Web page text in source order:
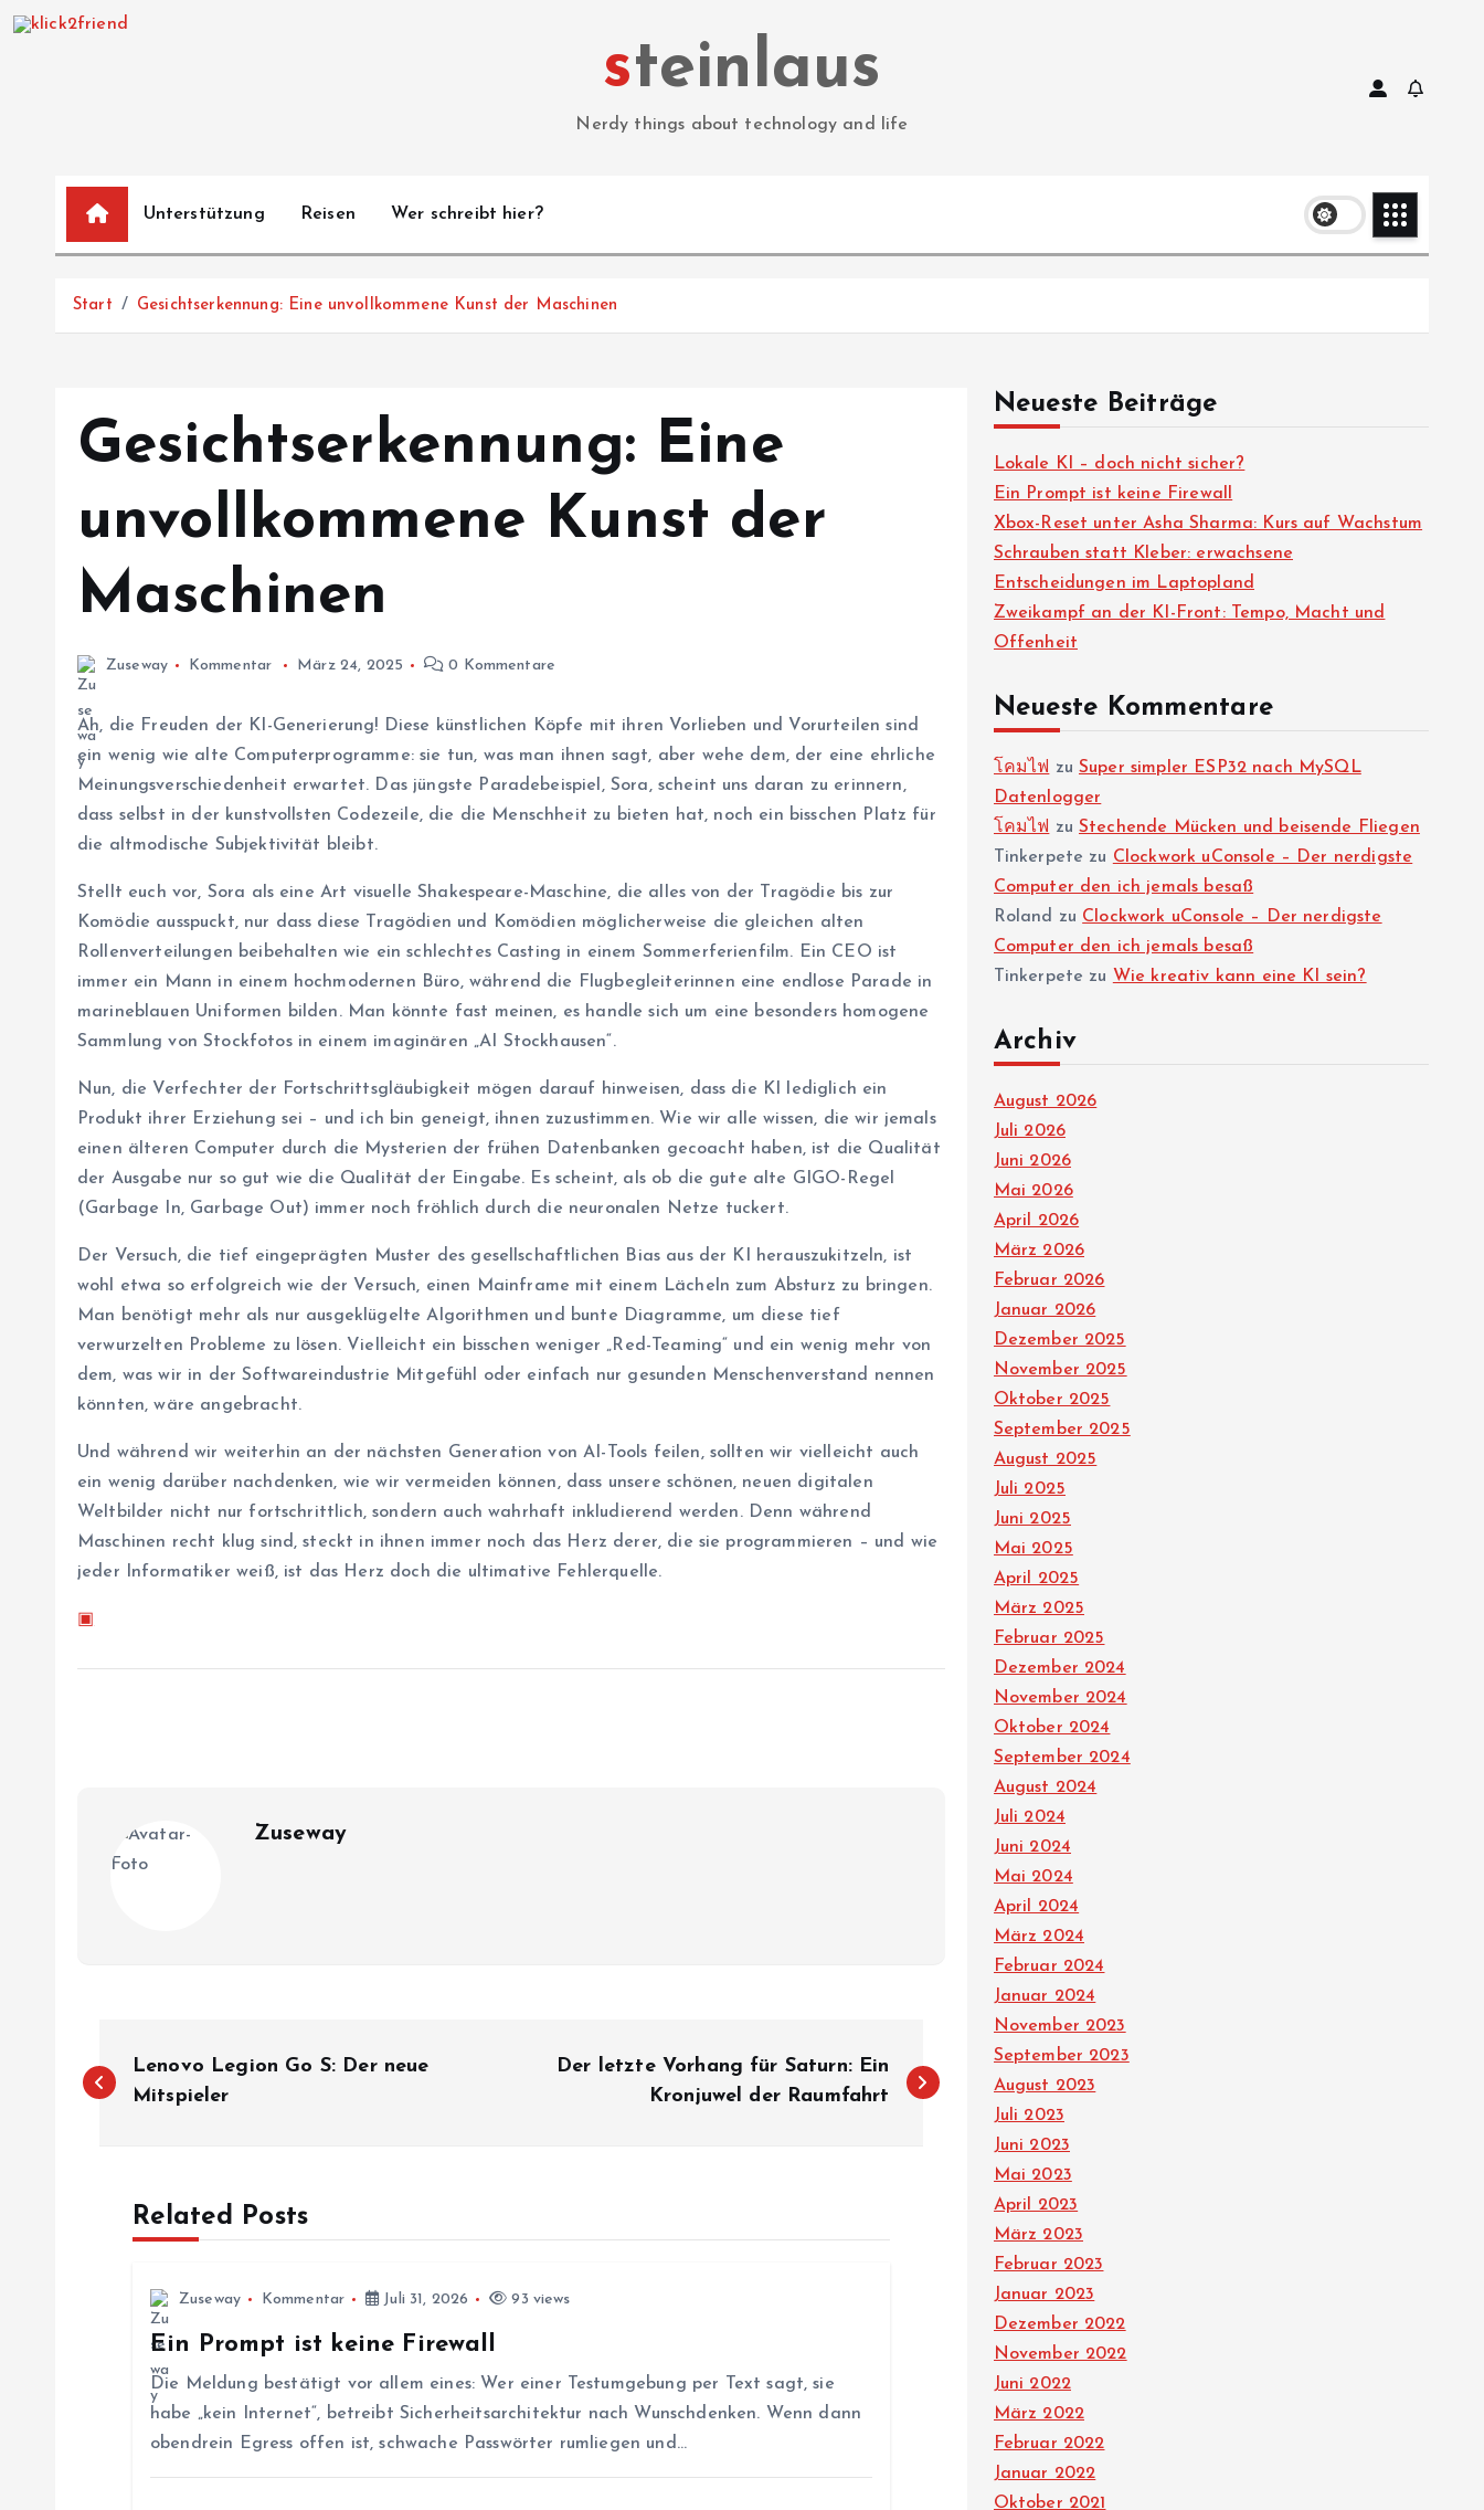
steinlaus
Nerdy things about technology and life
Unterstützung Reisen Wer schreibt hier?
Start Gesichtserkennung: Eine unvollkommene Kunst der Maschinen
Gesichtserkennung: Eine
unvollkommene Kunst der
Maschinen
Zuseway Kommentar März 24, 2025 0 Kommentare
Ah, die Freuden der KI-Generierung! Diese künstlichen Köpfe mit ihren Vorlieben und Vorurteilen sind
ein wenig wie alte Computerprogramme: sie tun, was man ihnen sagt, aber wehe dem, der eine ehrliche
Meinungsverschiedenheit erwartet. Das jüngste Paradebeispiel, Sora, scheint uns daran zu erinnern,
dass selbst in der kunstvollsten Codezeile, die die Menschheit zu bieten hat, noch ein bisschen Platz für
die altmodische Subjektivität bleibt.
Stellt euch vor, Sora als eine Art visuelle Shakespeare-Maschine, die alles von der Tragödie bis zur
Komödie ausspuckt, nur dass diese Tragödien und Komödien möglicherweise die gleichen alten
Rollenverteilungen beibehalten wie ein schlechtes Casting in einem Sommerferienfilm. Ein CEO ist
immer ein Mann in einem hochmodernen Büro, während die Flugbegleiterinnen eine endlose Parade in
marineblauen Uniformen bilden. Man könnte fast meinen, es handle sich um eine besonders homogene
Sammlung von Stockfotos in einem imaginären „AI Stockhausen“.
Nun, die Verfechter der Fortschrittsgläubigkeit mögen darauf hinweisen, dass die KI lediglich ein
Produkt ihrer Erziehung sei – und ich bin geneigt, ihnen zuzustimmen. Wie wir alle wissen, die wir jemals
einen älteren Computer durch die Mysterien der frühen Datenbanken gecoacht haben, ist die Qualität
der Ausgabe nur so gut wie die Qualität der Eingabe. Es scheint, als ob die gute alte GIGO-Regel
(Garbage In, Garbage Out) immer noch fröhlich durch die neuronalen Netze tuckert.
Der Versuch, die tief eingeprägten Muster des gesellschaftlichen Bias aus der KI herauszukitzeln, ist
wohl etwa so erfolgreich wie der Versuch, einen Mainframe mit einem Lächeln zum Absturz zu bringen.
Man benötigt mehr als nur ausgeklügelte Algorithmen und bunte Diagramme, um diese tief
verwurzelten Probleme zu lösen. Vielleicht ein bisschen weniger „Red-Teaming“ und ein wenig mehr von
dem, was wir in der Softwareindustrie Mitgefühl oder einfach nur gesunden Menschenverstand nennen
könnten, wäre angebracht.
Und während wir weiterhin an der nächsten Generation von AI-Tools feilen, sollten wir vielleicht auch
ein wenig darüber nachdenken, wie wir vermeiden können, dass unsere schönen, neuen digitalen
Weltbilder nicht nur fortschrittlich, sondern auch wahrhaft inkludierend werden. Denn während
Maschinen recht klug sind, steckt in ihnen immer noch das Herz derer, die sie programmieren – und wie
jeder Informatiker weiß, ist das Herz doch die ultimative Fehlerquelle.
▣
Zuseway
e
Lenovo Legion Go S: Der neue
Mitspieler
Der letzte Vorhang für Saturn: Ein
Kronjuwel der Raumfahrt
Related Posts
Zuseway Kommentar Juli 31, 2026 93 views
Ein Prompt ist keine Firewall
Die Meldung bestätigt vor allem eines: Wer einer Testumgebung per Text sagt, sie
habe „kein Internet“, betreibt Sicherheitsarchitektur nach Wunschdenken. Wenn dann
obendrein Egress offen ist, schwache Passwörter rumliegen und…
Neueste Beiträge
Lokale KI – doch nicht sicher?
Ein Prompt ist keine Firewall
Xbox-Reset unter Asha Sharma: Kurs auf Wachstum
Schrauben statt Kleber: erwachsene
Entscheidungen im Laptopland
Zweikampf an der KI-Front: Tempo, Macht und
Offenheit
Neueste Kommentare
โคมไฟ zu Super simpler ESP32 nach MySQL
Datenlogger
โคมไฟ zu Stechende Mücken und beisende Fliegen
Tinkerpete zu Clockwork uConsole – Der nerdigste
Computer den ich jemals besaß
Roland
zu Clockwork uConsole – Der nerdigste
Computer den ich jemals besaß
Tinkerpete zu Wie kreativ kann eine KI sein?
Archiv
August 2026
Juli 2026
Juni 2026
Mai 2026
April 2026
März 2026
Februar 2026
Januar 2026
Dezember 2025
November 2025
Oktober 2025
September 2025
August 2025
Juli 2025
Juni 2025
Mai 2025
April 2025
März 2025
Februar 2025
Dezember 2024
November 2024
Oktober 2024
September 2024
August 2024
Juli 2024
Juni 2024
Mai 2024
April 2024
März 2024
Februar 2024
Januar 2024
November 2023
September 2023
August 2023
Juli 2023
Juni 2023
Mai 2023
April 2023
März 2023
Februar 2023
Januar 2023
Dezember 2022
November 2022
Juni 2022
März 2022
Februar 2022
Januar 2022
Oktober 2021